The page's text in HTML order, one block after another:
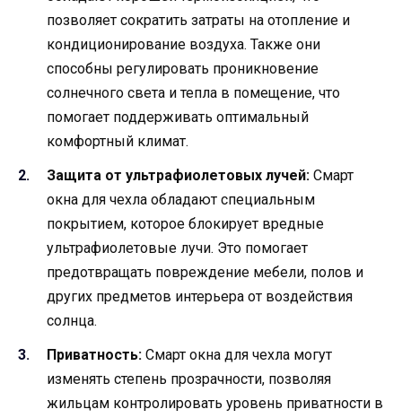
позволяет сократить затраты на отопление и
кондиционирование воздуха. Также они
способны регулировать проникновение
солнечного света и тепла в помещение, что
помогает поддерживать оптимальный
комфортный климат.
Защита от ультрафиолетовых лучей: Смарт
окна для чехла обладают специальным
покрытием, которое блокирует вредные
ультрафиолетовые лучи. Это помогает
предотвращать повреждение мебели, полов и
других предметов интерьера от воздействия
солнца.
Приватность: Смарт окна для чехла могут
изменять степень прозрачности, позволяя
жильцам контролировать уровень приватности в